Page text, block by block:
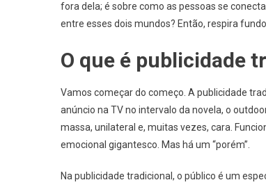
fora dela; é sobre como as pessoas se
entre esses dois mundos? Então, respira
O que é publicidade
Vamos começar do começo. A publicidade
anúncio na TV no intervalo da novela, o
massa, unilateral e, muitas vezes, cara.
emocional gigantesco. Mas há um “porém”.
Na publicidade tradicional, o público é um